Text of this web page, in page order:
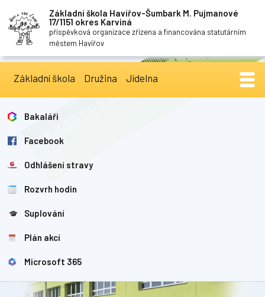
Základní škola Havířov-Šumbark M. Pujmanové
17/1151 okres Karviná
příspěvková organizace zřízena a financována statutárním
městem Havířov
Základní škola Družina Jídelna
Bakaláři
Facebook
Odhlášení stravy
Rozvrh hodin
Suplování
Plán akcí
Microsoft 365